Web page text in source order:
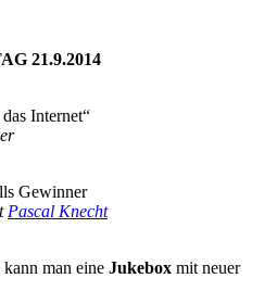
21.9.2014
Internet“
Gewinner
Pascal Knecht
man eine Jukebox mit neuer